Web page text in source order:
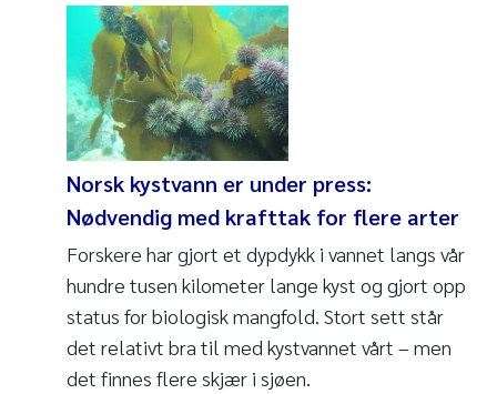
Norsk kystvann er under press:
Nødvendig med krafttak for flere arter
Forskere har gjort et dypdykk i vannet langs vår
hundre tusen kilometer lange kyst og gjort opp
status for biologisk mangfold. Stort sett står
det relativt bra til med kystvannet vårt – men
det finnes flere skjær i sjøen.